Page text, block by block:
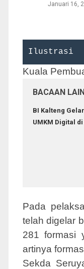
Januari 16,
Ilustrasi
Kuala
BACAAN
BI Kalteng
UMKM Digital
Pada
telah digelar
281 formasi
artinya
Sekda